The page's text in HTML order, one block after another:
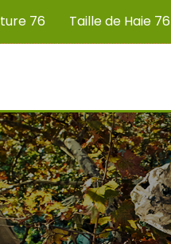
76 Taille de Haie 76